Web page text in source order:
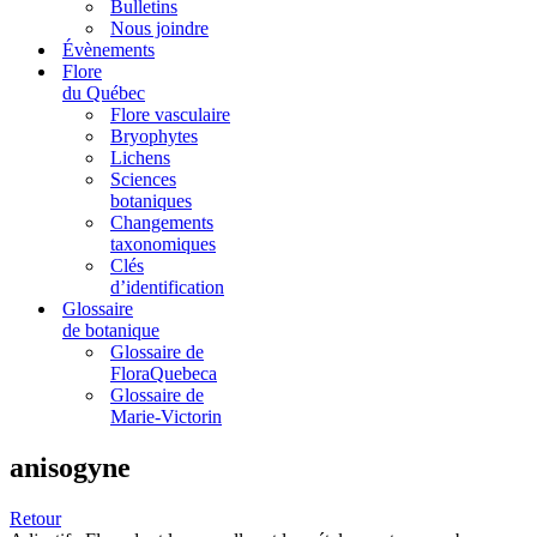
Bulletins
Nous joindre
Évènements
Flore
du Québec
Flore vasculaire
Bryophytes
Lichens
Sciences
botaniques
Changements
taxonomiques
Clés
d’identification
Glossaire
de botanique
Glossaire de
FloraQuebeca
Glossaire de
Marie-Victorin
anisogyne
Retour